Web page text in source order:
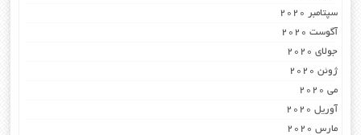
سپتامبر 2020
آگوست 2020
جولای 2020
ژوئن 2020
می 2020
آوریل 2020
مارس 2020